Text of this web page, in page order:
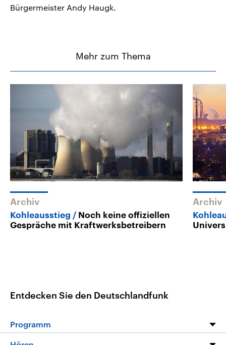
Bürgermeister Andy Haugk.
Mehr zum Thema
Archiv
Kohleausstieg
Noch keine offiziellen
Gespräche mit Kraftwerksbetreibern
Archiv
Entdecken Sie den Deutschlandfunk
Programm
Programm